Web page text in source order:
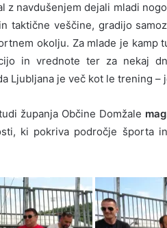
z navdušenjem dejali mladi
taktične veščine, gradijo
okolju. Za mlade je kamp
in vrednote ter za nekaj
Ljubljana je več kot le trening –
županja Občine Domžale
ki pokriva področje športa